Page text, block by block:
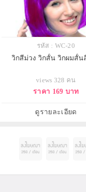
รหัส : WC-20
วิกสีม่วง วิกสั้น วิกผมสั้น
views 328 คน
ราคา 169 บาท
ดูรายละเอียด